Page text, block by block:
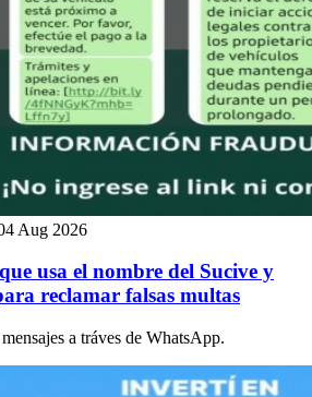
Aug 2026
usa el nombre del Sucive y
reclamar falsas multas
a tráves de WhatsApp.